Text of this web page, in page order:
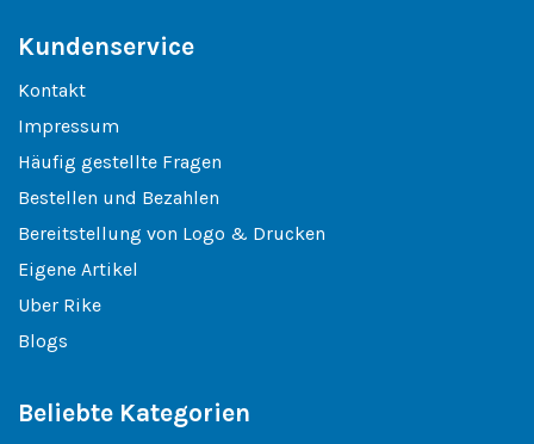
Kundenservice
Kontakt
Impressum
Häufig gestellte Fragen
Bestellen und Bezahlen
Bereitstellung von Logo & Drucken
Eigene Artikel
Uber Rike
Blogs
Beliebte Kategorien